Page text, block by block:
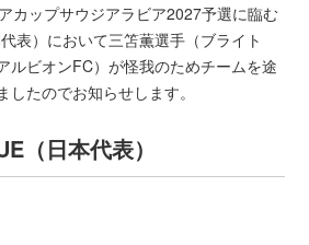
カップサウジアラビア2027予選に臨む
表）において三笘薫選手（ブライト
ルビオンFC）が怪我のためチームを途
たのでお知らせします。
（日本代表）